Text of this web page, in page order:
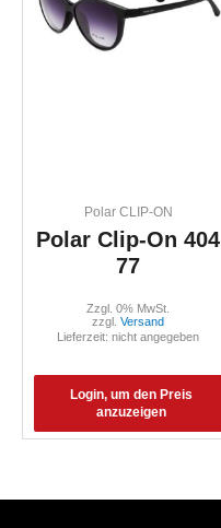
Polar CLIP-ON
Polar Clip-On 404
77
Login, um den Preis
anzuzeigen
Zzgl. 0% MwSt.
zzgl. Versand
Lieferzeit: nicht angegeben